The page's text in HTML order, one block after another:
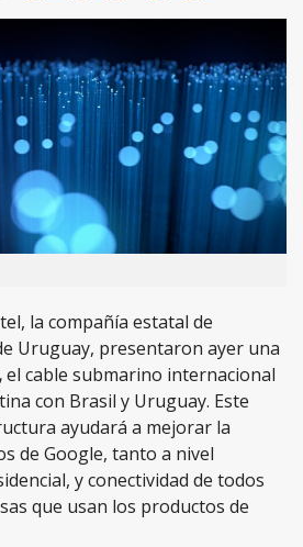
la compañía estatal de
Uruguay, presentaron ayer una
,el cable submarino internacional
con Brasil y Uruguay. Este
ayudará a mejorar la
de Google, tanto a nivel
y conectividad de todos
que usan los productos de